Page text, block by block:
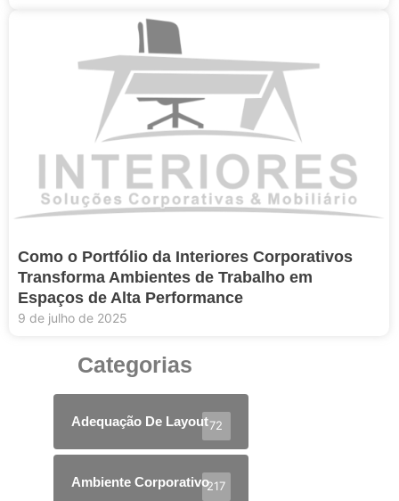
Como o Portfólio da Interiores Corporativos
Transforma Ambientes de Trabalho em
Espaços de Alta Performance
9 de julho de 2025
Categorias
Adequação De Layout72
Ambiente Corporativo217